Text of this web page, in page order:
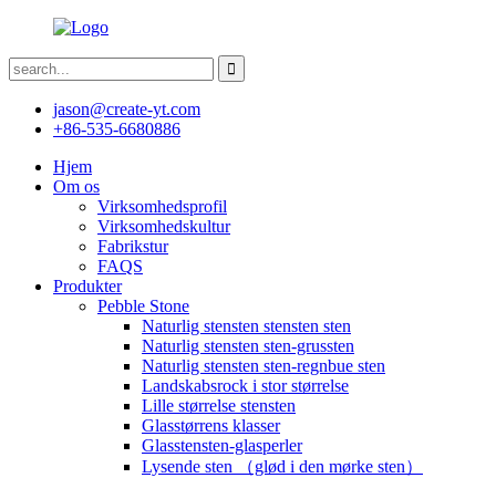
jason@create-yt.com
+86-535-6680886
Hjem
Om os
Virksomhedsprofil
Virksomhedskultur
Fabrikstur
FAQS
Produkter
Pebble Stone
Naturlig stensten stensten sten
Naturlig stensten sten-grussten
Naturlig stensten sten-regnbue sten
Landskabsrock i stor størrelse
Lille størrelse stensten
Glasstørrens klasser
Glasstensten-glasperler
Lysende sten （glød i den mørke sten）